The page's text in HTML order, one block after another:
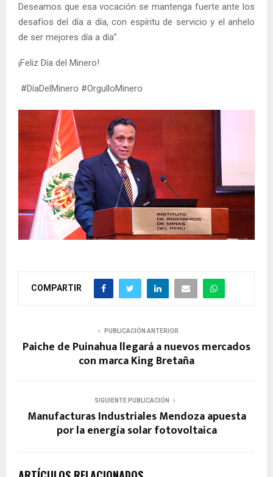
Deseamos que esa vocación se mantenga fuerte ante los
desafíos del día a día, con espíritu de servicio y el anhelo
de ser mejores día a día”.
¡Feliz Día del Minero!
#DíaDelMinero #OrgulloMinero
COMPARTIR
PUBLICACIÓN ANTERIOR
Paiche de Puinahua llegará a nuevos mercados
con marca King Bretaña
SIGUIENTE PUBLICACIÓN
Manufacturas Industriales Mendoza apuesta
por la energía solar fotovoltaica